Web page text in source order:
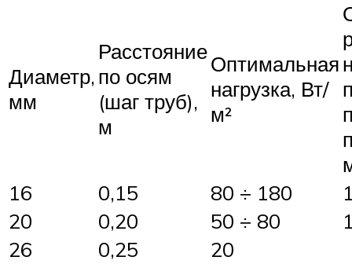
Диаметр,
мм
Расстояние
по осям
(шаг труб),
м
Оптимальная
нагрузка, Вт/
м²
16
0,15 80 ÷ 180
20
0,20 50 ÷ 80
26
0,25
20